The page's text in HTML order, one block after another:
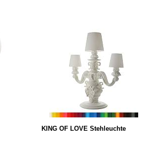
KING OF LOVE Stehleuchte